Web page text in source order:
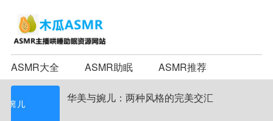
ASMR大全 ASMR助眠 ASMR推荐
华美与婉儿：两种风格的完美交汇